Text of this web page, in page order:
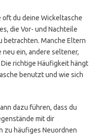
du deine Wickeltasche
die Vor- und Nachteile
Manche Eltern
neu ein, andere seltener,
richtige Häufigkeit hängt
benutzt und wie sich
dazu führen, dass du
mit dir
zu häufiges Neuordnen